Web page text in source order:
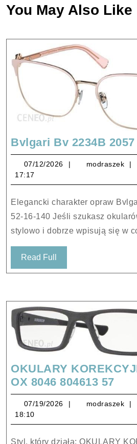
You May Also Like
Bvlgari Bv 2234B 2057
07/12/2026 07/12/2026
modraszek
17:17
Elegancki charakter opraw Bvlgari Bv 2234B 2057
52-16-140 Jeśli szukasz
stylowo i dobrze wpisują się w
Read Full
Full
OKULARY
OX 8046 804613 57
OX
07/19/2026 07/19/2026
modraszek
18:10
Styl, który działa: OKULARY KOREKCYJNE